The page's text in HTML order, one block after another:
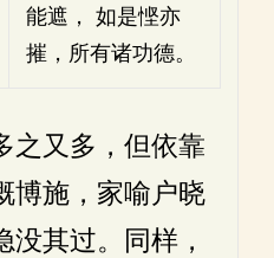
能遮， 如是悭亦
摧，所有诸功德。
之又多，但依靠
博施，家喻户晓
没其过。同样，